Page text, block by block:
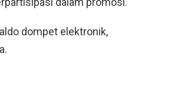
dompet elektronik,